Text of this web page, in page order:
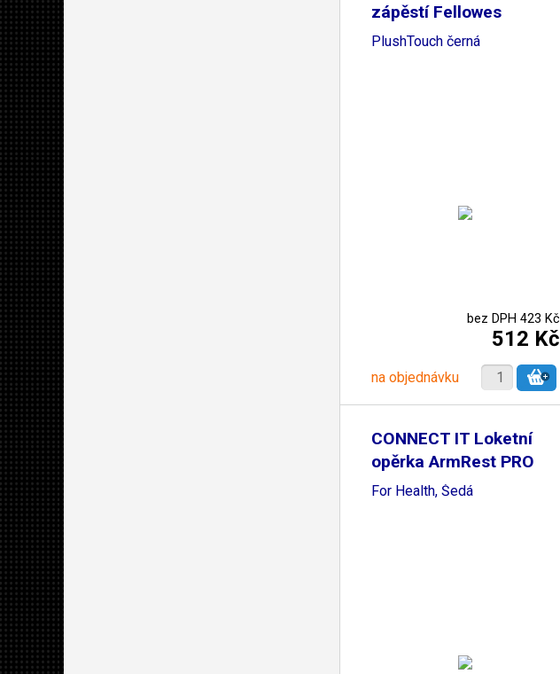
zápěstí Fellowes
PlushTouch černá
bez DPH 423 Kč
512 Kč
na objednávku
CONNECT IT Loketní
opěrka ArmRest PRO
For Health, Šedá